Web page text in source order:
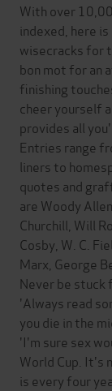
With over
indexed, here
wisecracks for
bon mot for an
finishing
cheer yourself
provides all
Entries range
liners to
quotes and
are Woody
Churchill, Will
Cosby, W. C.
Marx, George
Never be stuck
'Always read
you die in the
'I'm sure sex
World Cup. It's
is every four